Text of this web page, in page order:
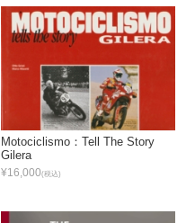
Motociclismo：Tell The Story
Gilera
¥16,000(税込)